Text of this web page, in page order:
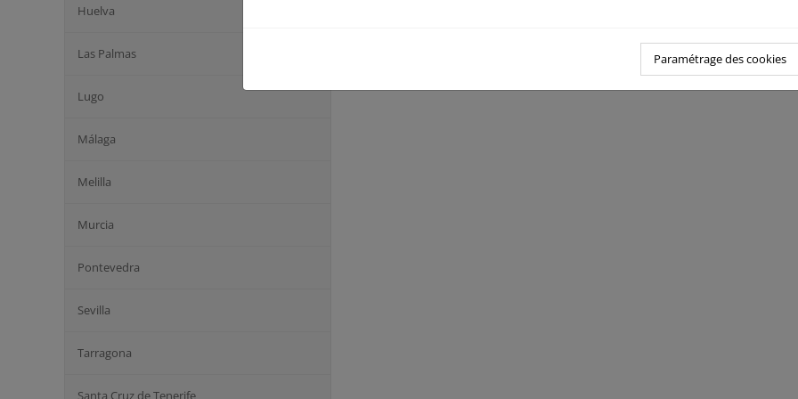
Huelva
Las Palmas
Lugo
Málaga
Melilla
Murcia
Pontevedra
Sevilla
Tarragona
Santa Cruz de Tenerife
Paramétrage des cookies